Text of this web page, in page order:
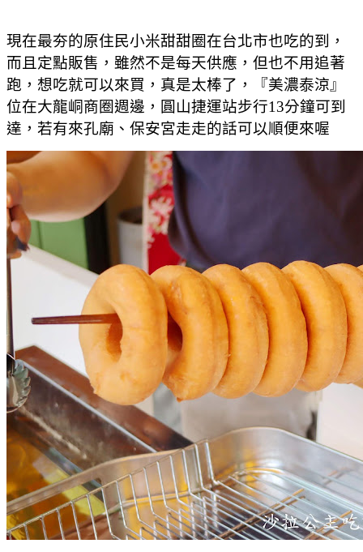
現在最夯的原住民小米甜甜圈在台北市也吃的到，
而且定點販售，雖然不是每天供應，但也不用追著
跑，想吃就可以來買，真是太棒了，『美濃泰涼』
位在大龍峒商圈週邊，圓山捷運站步行13分鐘可到
達，若有來孔廟、保安宮走走的話可以順便來喔